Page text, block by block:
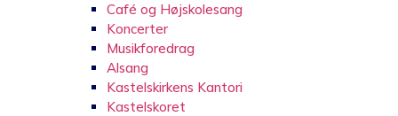
Café og Højskolesang
Koncerter
Musikforedrag
Alsang
Kastelskirkens Kantori
Kastelskoret